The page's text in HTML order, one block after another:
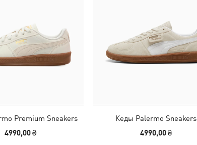
Premium Sneakers
4990,00 ₴
Кеды Palermo Sneakers
4990,00 ₴